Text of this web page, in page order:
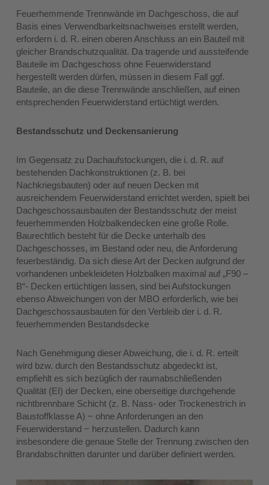
Feuerhemmende Trennwände im Dachgeschoss, die auf
Basis eines Verwendbarkeitsnachweises erstellt werden,
erfordern i. d. R. einen oberen Anschluss an ein Bauteil mit
gleicher Brandschutzqualität. Da tragende und aussteifende
Bauteile im Dachgeschoss ohne Feuerwiderstand
hergestellt werden dürfen, müssen in diesem Fall ggf.
Bauteile, an die diese Trennwände anschließen, auf einen
entsprechenden Feuerwiderstand ertüchtigt werden.
Bestandsschutz und Deckensanierung
Im Gegensatz zu Dachaufstockungen, die i. d. R. auf
bestehenden Dachkonstruktionen (z. B. bei
Nachkriegsbauten) oder auf neuen Decken mit
ausreichendem Feuerwiderstand errichtet werden, spielt bei
Dachgeschossausbauten der Bestandsschutz der meist
feuerhemmenden Holzbalkendecken eine große Rolle.
Baurechtlich besteht für die Decke unterhalb des
Dachgeschosses, im Bestand oder neu, die Anforderung
feuerbeständig. Da sich diese Art der Decken aufgrund der
vorhandenen unbekleideten Holzbalken maximal auf „F90 –
B“- Decken ertüchtigen lassen, sind bei Aufstockungen
ebenso Abweichungen von der MBO erforderlich, wie bei
Dachgeschossausbauten für den Verbleib der i. d. R.
feuerhemmenden Bestandsdecke
Nach Genehmigung dieser Abweichung, die i. d. R. erteilt
wird bzw. durch den Bestandsschutz abgedeckt ist,
empfiehlt es sich bezüglich der raumabschließenden
Qualität (EI) der Decken, eine oberseitige durchgehende
nichtbrennbare Schicht (z. B. Nass- oder Trockenestrich in
Baustoffklasse A) − ohne Anforderungen an den
Feuerwiderstand − herzustellen. Dadurch kann
insbesondere die genaue Stelle der Trennung zwischen den
Brandabschnitten darunter und darüber definiert werden.